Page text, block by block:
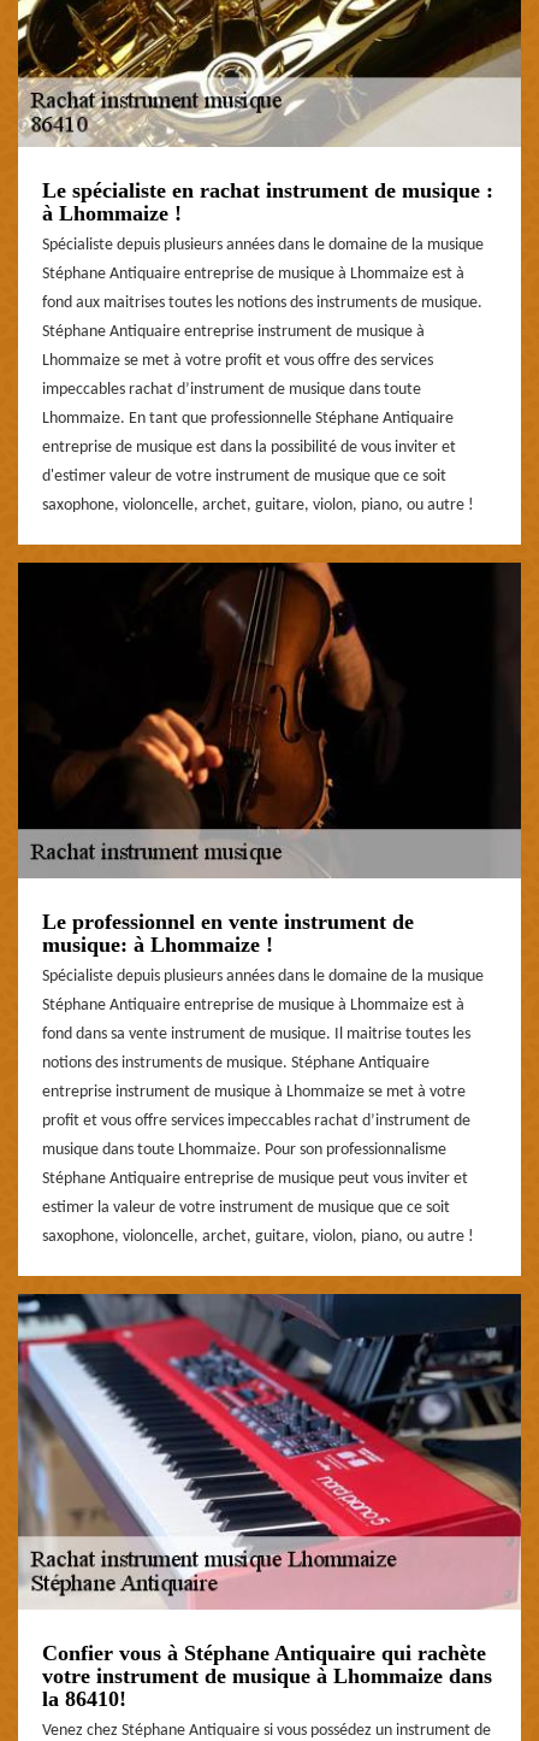
Le spécialiste en rachat instrument de musique :
à Lhommaize !
Spécialiste depuis plusieurs années dans le domaine de la musique
Stéphane Antiquaire entreprise de musique à Lhommaize est à
fond aux maitrises toutes les notions des instruments de musique.
Stéphane Antiquaire entreprise instrument de musique à
Lhommaize se met à votre profit et vous offre des services
impeccables rachat d’instrument de musique dans toute
Lhommaize. En tant que professionnelle Stéphane Antiquaire
entreprise de musique est dans la possibilité de vous inviter et
d'estimer valeur de votre instrument de musique que ce soit
saxophone, violoncelle, archet, guitare, violon, piano, ou autre !
Le professionnel en vente instrument de
musique: à Lhommaize !
Spécialiste depuis plusieurs années dans le domaine de la musique
Stéphane Antiquaire entreprise de musique à Lhommaize est à
fond dans sa vente instrument de musique. Il maitrise toutes les
notions des instruments de musique. Stéphane Antiquaire
entreprise instrument de musique à Lhommaize se met à votre
profit et vous offre services impeccables rachat d’instrument de
musique dans toute Lhommaize. Pour son professionnalisme
Stéphane Antiquaire entreprise de musique peut vous inviter et
estimer la valeur de votre instrument de musique que ce soit
saxophone, violoncelle, archet, guitare, violon, piano, ou autre !
Confier vous à Stéphane Antiquaire qui rachète
votre instrument de musique à Lhommaize dans
la 86410!
Venez chez Stéphane Antiquaire si vous possédez un instrument de